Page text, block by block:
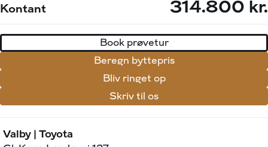
Kontant 314.800 kr.
Book prøvetur
Beregn byttepris
Bliv ringet op
Skriv til os
Valby | Toyota